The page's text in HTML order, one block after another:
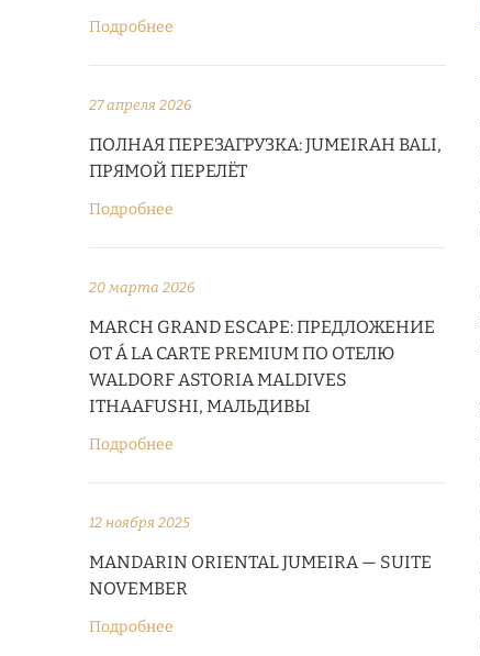
Подробнее
27 апреля 2026
ПОЛНАЯ ПЕРЕЗАГРУЗКА: JUMEIRAH BALI,
ПРЯМОЙ ПЕРЕЛЁТ
Подробнее
20 марта 2026
MARCH GRAND ESCAPE: ПРЕДЛОЖЕНИЕ
ОТ Á LA CARTE PREMIUM ПО ОТЕЛЮ
WALDORF ASTORIA MALDIVES
ITHAAFUSHI, МАЛЬДИВЫ
Подробнее
12 ноября 2025
MANDARIN ORIENTAL JUMEIRA — SUITE
NOVEMBER
Подробнее